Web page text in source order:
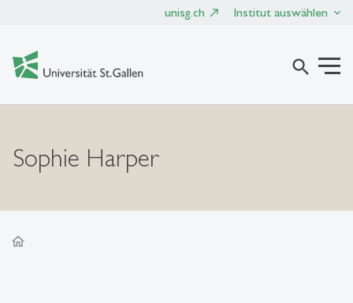
unisg.ch Institut auswählen
search
Sophie Harper
home